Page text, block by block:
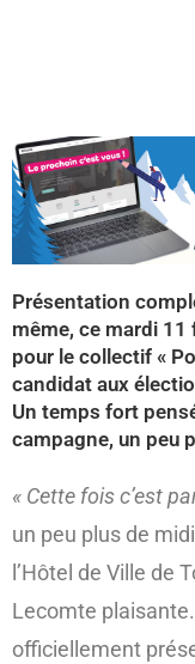
grand
Présentation
même, ce mardi
pour le collectif «
candidat aux
Un temps fort
campagne, un peu
« Cette fois c’est
un peu plus de
l’Hôtel de Ville de
Lecomte
officiellement